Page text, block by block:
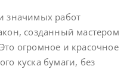
значимых работ
созданный мастером
огромное и красочное
куска бумаги, без